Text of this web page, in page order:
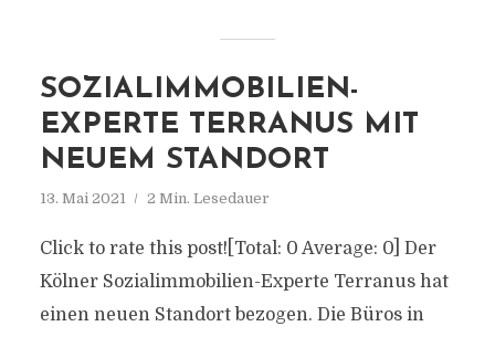
SOZIALIMMOBILIEN-
EXPERTE TERRANUS MIT
NEUEM STANDORT
13. Mai 2021 2 Min. Lesedauer
Click to rate this post![Total: 0 Average: 0] Der
Kölner Sozialimmobilien-Experte Terranus hat
einen neuen Standort bezogen. Die Büros in